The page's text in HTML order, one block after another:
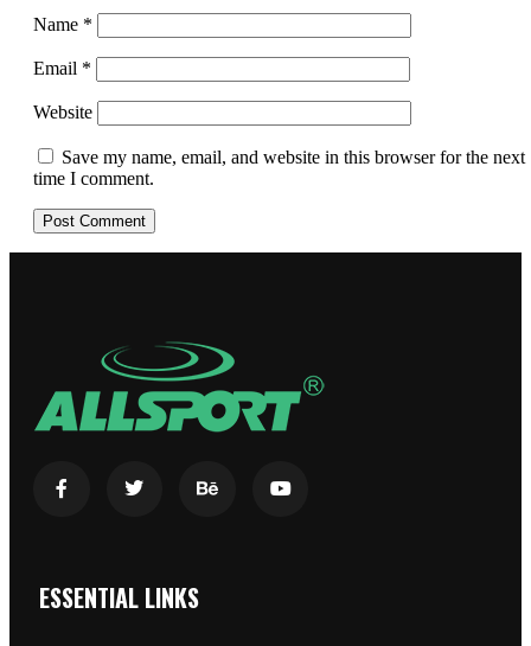
Name *
Email *
Website
Save my name, email, and website in this browser for the next
time I comment.
ESSENTIAL LINKS